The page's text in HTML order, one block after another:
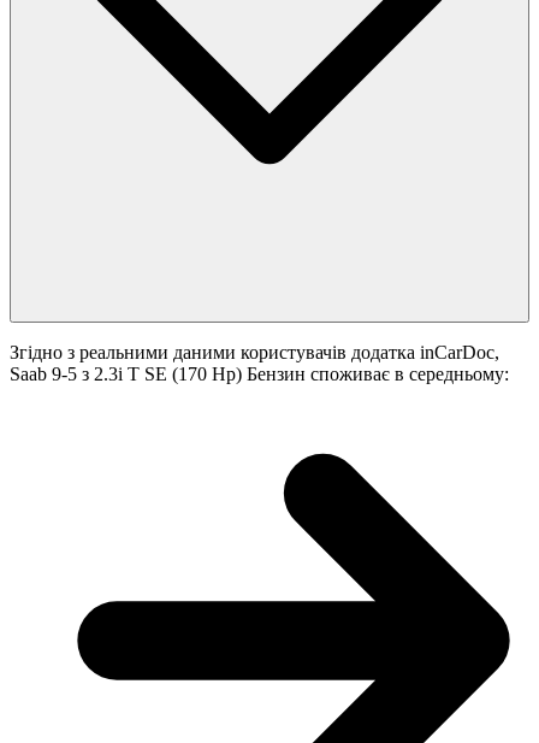
Згідно з реальними даними користувачів додатка inCarDoc,
Saab 9-5 з 2.3i T SE (170 Hp) Бензин споживає в середньому: